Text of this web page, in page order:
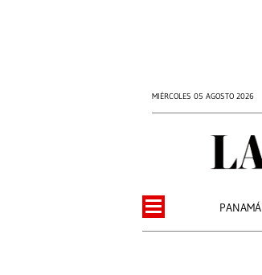
MIÉRCOLES 05 AGOSTO 2026
PANAMÁ